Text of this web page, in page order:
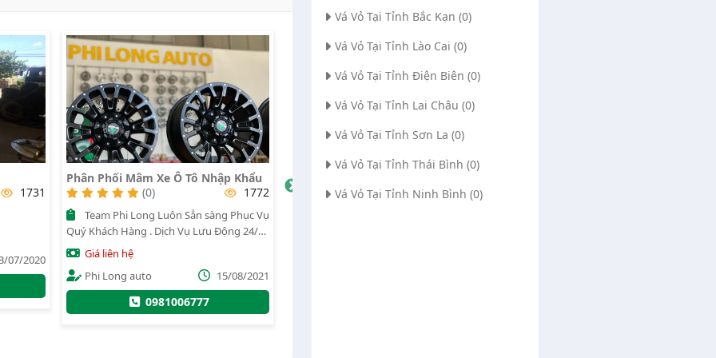
Khẩu
1772
24/7
sàng
Hẹn
ty tiết
08/2021
Súng Siết Bulong
(0)
1650
hợp lý nhất hiện nay
Giá liên hệ
Nguyễn đức hiếu
26/07/2020
0935416608
Vỏ Xe Liaolun Sr883+
(0)
1968
Vá Vỏ Tại Tỉnh Bắc Kạn (0)
Vá Vỏ Tại Tỉnh Lào Cai (0)
Vá Vỏ Tại Tỉnh Điện Biên (0)
Vá Vỏ Tại Tỉnh Lai Châu (0)
Vá Vỏ Tại Tỉnh Sơn La (0)
Vá Vỏ Tại Tỉnh Thái Bình (0)
Vá Vỏ Tại Tỉnh Ninh Bình (0)